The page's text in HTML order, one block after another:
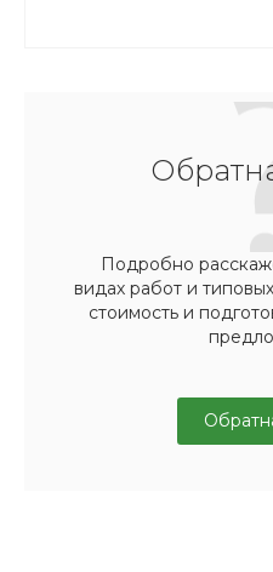
Подробно
видах работ и
стоимость и